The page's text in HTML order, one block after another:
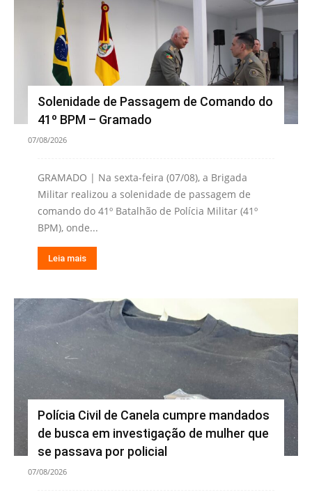
Solenidade de Passagem de Comando do
41º BPM – Gramado
07/08/2026
GRAMADO | Na sexta-feira (07/08), a Brigada
Militar realizou a solenidade de passagem de
comando do 41º Batalhão de Polícia Militar (41º
BPM), onde...
Leia mais
Polícia Civil de Canela cumpre mandados
de busca em investigação de mulher que
se passava por policial
07/08/2026